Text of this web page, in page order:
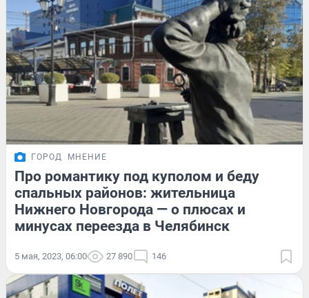
ГОРОД МНЕНИЕ
Про романтику под куполом и беду
спальных районов: жительница
Нижнего Новгорода — о плюсах и
минусах переезда в Челябинск
5 мая, 2023, 06:00 27 890 146